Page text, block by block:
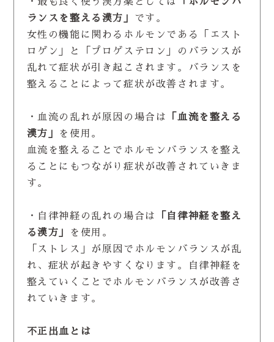
ランスを整える漢方」 です。
女性の機能に関わるホルモンである「エスト
ロゲン」と「プロゲステロン」のバランスが
乱れて症状が引き起こされます。バランスを
整えることによって症状が改善されます。
・血流の乱れが原因の場合は
「血流を整える
漢方」
を使用。
血流を整えることでホルモンバランスを整え
ることにもつながり症状が改善されていきま
す。
・自律神経の乱れの場合は
「自律神経を整え
る漢方」
を使用。
「ストレス」が原因でホルモンバランスが乱
れ、症状が起きやすくなります。自律神経を
整えていくことでホルモンバランスが改善さ
れていきます。
不正出血とは